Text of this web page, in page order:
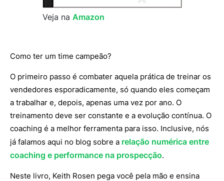
Veja na Amazon
Como ter um time campeão?
O primeiro passo é combater aquela prática de treinar os
vendedores esporadicamente, só quando eles começam
a trabalhar e, depois, apenas uma vez por ano. O
treinamento deve ser constante e a evolução contínua. O
coaching é a melhor ferramenta para isso. Inclusive, nós
já falamos aqui no blog sobre a relação numérica entre
coaching e performance na prospecção.
Neste livro, Keith Rosen pega você pela mão e ensina